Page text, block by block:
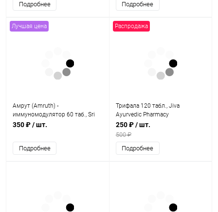
Подробнее
Подробнее
Лучшая цена
Амрут (Amruth) -
иммуномодулятор 60 таб., Sri
Sri Tattva
350 ₽/ шт.
Подробнее
Распродажа
Трифала 120 табл., Jiva
Ayurvedic Pharmacy
250 ₽/ шт.
500 ₽
Подробнее